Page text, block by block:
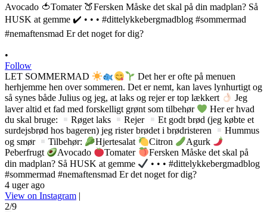
•
Follow
LET SOMMERMAD
Det her er ofte på menuen
herhjemme hen over sommeren. Det er nemt, kan laves lynhurtigt og
så synes både Julius og jeg, at laks og rejer er top lækkert
Jeg
laver altid et fad med forskelligt grønt som tilbehør
Her er hvad
du skal bruge:
Røget laks Rejer
Et godt brød (jeg købte et
surdejsbrød hos bageren) jeg rister brødet i brødristeren
Hummus
og smør
Tilbehør: Hjertesalat Citron
Agurk
Peberfrugt
Avocado Tomater
Fersken Måske det skal på
din madplan? Så HUSK at gemme
• • • #dittelykkebergmadblog
#sommermad #nemaftensmad Er det noget for dig?
4 uger ago
View on Instagram |
2/9